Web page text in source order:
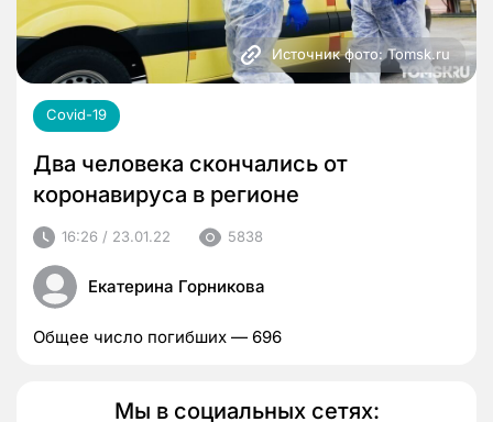
Источник фото: Tomsk.ru
Covid-19
Два человека скончались от
коронавируса в регионе
16:26 / 23.01.22 5838
Екатерина Горникова
Общее число погибших — 696
Мы в социальных сетях: